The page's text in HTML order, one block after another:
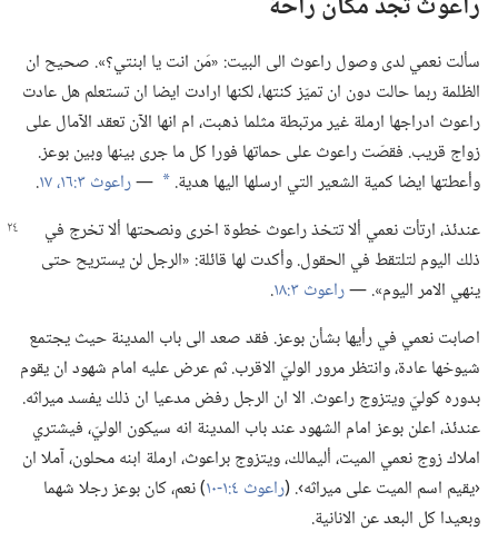
سألت نعمي لدى وصول راعوث الى البيت:‏ «مَن انت يا ابنتي؟‏».‏ صحيح ان
الظلمة ربما حالت دون ان تميّز كنتها،‏ لكنها ارادت ايضا ان تستعلم هل عادت
راعوث ادراجها ارملة غير مرتبطة مثلما ذهبت،‏ ام انها الآن تعقد الآمال على
زواج قريب.‏ فقصّت راعوث على حماتها فورا كل ما جرى بينها وبين بوعز.‏
وأعطتها ايضا كمية الشعير التي ارسلها اليها هدية.‏ *
—‏راعوث ٣:‏١٦،‏ ١٧
‏.‏
عندئذ،‏ ارتأت نعمي ألا تتخذ راعوث خطوة اخرى ونصحتها ألا تخرج في
ذلك اليوم لتلتقط في الحقول.‏ وأكدت لها قائلة:‏ «الرجل لن يستريح حتى
ينهي الامر اليوم».‏ —‏راعوث ٣:‏١٨
‏.‏
اصابت نعمي في رأيها بشأن بوعز.‏ فقد صعد الى باب المدينة حيث يجتمع
شيوخها عادة،‏ وانتظر مرور الوليّ الاقرب.‏ ثم عرض عليه امام شهود ان يقوم
بدوره كوليّ ويتزوج راعوث.‏ الا ان الرجل رفض مدعيا ان ذلك يفسد ميراثه.‏
عندئذ،‏ اعلن بوعز امام الشهود عند باب المدينة انه سيكون الوليّ،‏ فيشتري
املاك زوج نعمي الميت،‏ أليمالك،‏ ويتزوج براعوث،‏ ارملة ابنه محلون،‏ آملا ان
‹يقيم اسم الميت على ميراثه›.‏ (‏راعوث ٤:‏١-‏١٠
‏)‏ نعم،‏ كان بوعز رجلا شهما
وبعيدا كل البعد عن الانانية.‏